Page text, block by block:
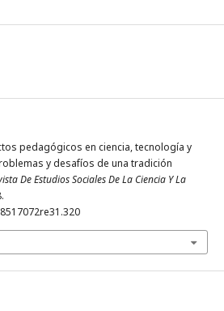
pedagógicos en ciencia, tecnología y
y desafíos de una tradición
De Estudios Sociales De La Ciencia Y La